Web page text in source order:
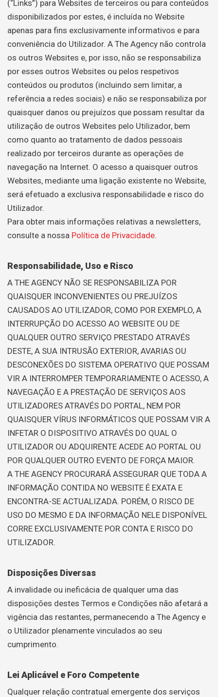
(“Links”) para Websites de terceiros ou para conteúdos
disponibilizados por estes, é incluída no Website
apenas para fins exclusivamente informativos e para
conveniência do Utilizador. A The Agency não controla
os outros Websites e, por isso, não se responsabiliza
por esses outros Websites ou pelos respetivos
conteúdos ou produtos (incluindo sem limitar, a
referência a redes sociais) e não se responsabiliza por
quaisquer danos ou prejuízos que possam resultar da
utilização de outros Websites pelo Utilizador, bem
como quanto ao tratamento de dados pessoais
realizado por terceiros durante as operações de
navegação na Internet. O acesso a quaisquer outros
Websites, mediante uma ligação existente no Website,
será efetuado a exclusiva responsabilidade e risco do
Utilizador.
Para obter mais informações relativas a newsletters,
consulte a nossa Política de Privacidade.
Responsabilidade, Uso e Risco
A THE AGENCY NÃO SE RESPONSABILIZA POR
QUAISQUER INCONVENIENTES OU PREJUÍZOS
CAUSADOS AO UTILIZADOR, COMO POR EXEMPLO, A
INTERRUPÇÃO DO ACESSO AO WEBSITE OU DE
QUALQUER OUTRO SERVIÇO PRESTADO ATRAVÉS
DESTE, A SUA INTRUSÃO EXTERIOR, AVARIAS OU
DESCONEXÕES DO SISTEMA OPERATIVO QUE POSSAM
VIR A INTERROMPER TEMPORARIAMENTE O ACESSO, A
NAVEGAÇÃO E A PRESTAÇÃO DE SERVIÇOS AOS
UTILIZADORES ATRAVÉS DO PORTAL, NEM POR
QUAISQUER VÍRUS INFORMÁTICOS QUE POSSAM VIR A
INFETAR O DISPOSITIVO ATRAVÉS DO QUAL O
UTILIZADOR OU ADQUIRENTE ACEDE AO PORTAL OU
POR QUALQUER OUTRO EVENTO DE FORÇA MAIOR.
A THE AGENCY PROCURARÁ ASSEGURAR QUE TODA A
INFORMAÇÃO CONTIDA NO WEBSITE É EXATA E
ENCONTRA-SE ACTUALIZADA. PORÉM, O RISCO DE
USO DO MESMO E DA INFORMAÇÃO NELE DISPONÍVEL
CORRE EXCLUSIVAMENTE POR CONTA E RISCO DO
UTILIZADOR.
Disposições Diversas
A invalidade ou ineficácia de qualquer uma das
disposições destes Termos e Condições não afetará a
vigência das restantes, permanecendo a The Agency e
o Utilizador plenamente vinculados ao seu
cumprimento.
Lei Aplicável e Foro Competente
Qualquer relação contratual emergente dos serviços